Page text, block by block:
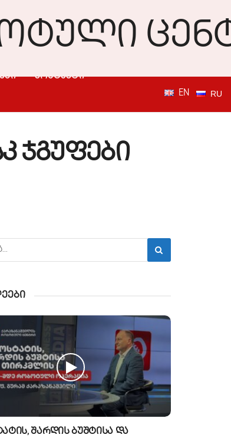
ᲙᲝᲜᲢᲐᲥᲢᲘ
EN RU
ჯგუფები
შარდის ბუშტისა და